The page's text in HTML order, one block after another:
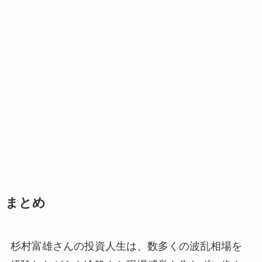
まとめ
杉村富雄さんの投資人生は、数多くの波乱相場を